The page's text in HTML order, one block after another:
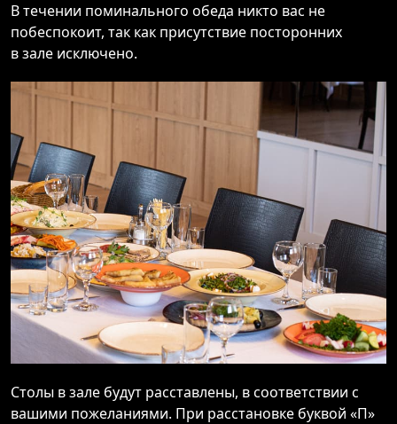
В течении поминального обеда никто вас не
побеспокоит, так как присутствие посторонних
в зале исключено.
Столы в зале будут расставлены, в соответствии с
вашими пожеланиями. При расстановке буквой «П»